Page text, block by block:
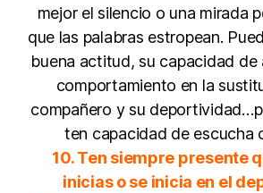
mejor el silencio o una mirada
que las palabras estropean.
buena actitud, su capacidad de
comportamiento en la
compañero y su
ten capacidad de escucha
10. Ten siempre presente
inicias o se inicia en el